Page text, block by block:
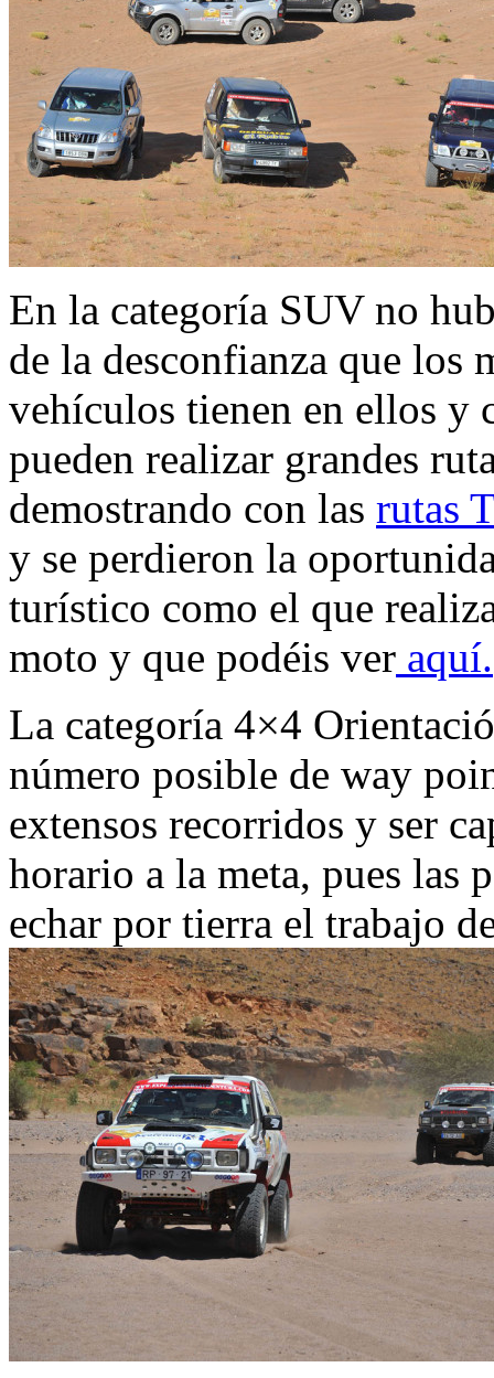
En la categoría SUV no
de la desconfianza que los
vehículos tienen en ellos y
pueden realizar grandes
demostrando con las rutas
y se perdieron la
turístico como el que
moto y que podéis ver aquí.
La categoría 4×4
número posible de way
extensos recorridos y ser
horario a la meta, pues las
echar por tierra el trabajo